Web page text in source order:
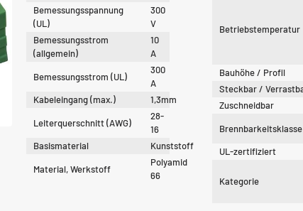
Bemessungsspannung
(UL)
300
V
Bemessungsstrom
(allgemein)
10
A
Bemessungsstrom (UL)
300
A
Kabeleingang (max.)
1,3mm
Leiterquerschnitt (AWG)
28-
16
Basismaterial
Kunststoff
Material, Werkstoff
Polyamid
66
Betriebstemperatur
Bauhöhe / Profil
Steckbar /
Zuschneidbar
Brennbarkeitsklasse
UL-zertifiziert
Kategorie